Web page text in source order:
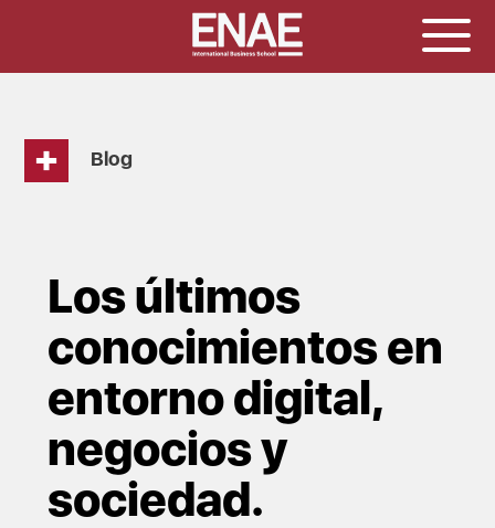
Blog
Los últimos
conocimientos en
entorno digital,
negocios y
sociedad.